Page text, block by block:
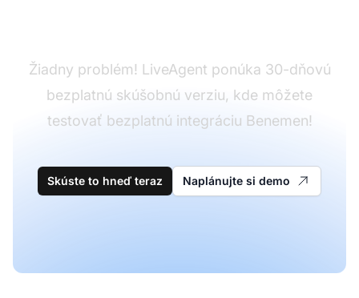
Žiadny problém! LiveAgent ponúka 30-dňovú
bezplatnú skúšobnú verziu, kde môžete
testovať bezplatnú integráciu Benemen!
Skúste to hneď teraz Naplánujte si demo